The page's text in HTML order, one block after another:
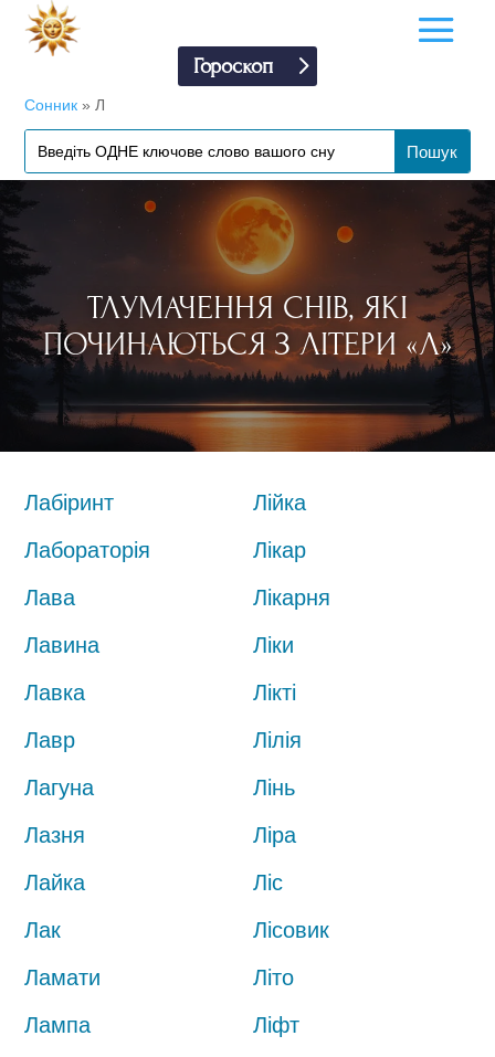
Гороскоп
Сонник » Л
ТЛУМАЧЕННЯ СНІВ, ЯКІ
ПОЧИНАЮТЬСЯ З ЛІТЕРИ «Л»
Лабіринт
Лабораторія
Лава
Лавина
Лавка
Лавр
Лагуна
Лазня
Лайка
Лак
Ламати
Лампа
Лійка
Лікар
Лікарня
Ліки
Лікті
Лілія
Лінь
Ліра
Ліс
Лісовик
Літо
Ліфт